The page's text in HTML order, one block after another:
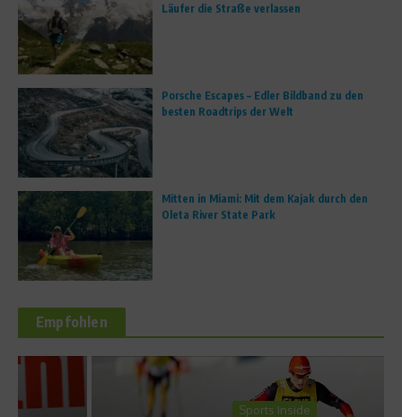
Läufer die Straße verlassen
Porsche Escapes – Edler Bildband zu den
besten Roadtrips der Welt
Mitten in Miami: Mit dem Kajak durch den
Oleta River State Park
Empfohlen